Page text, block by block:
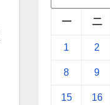
一 二
1 2
8 9
15 16